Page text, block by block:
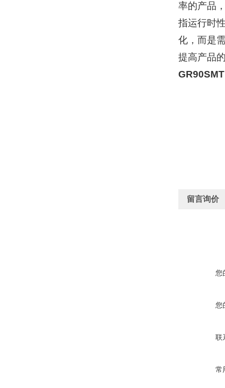
率的产品
指运行时
化，而是
提高产品
留言询价
您
您
联
常